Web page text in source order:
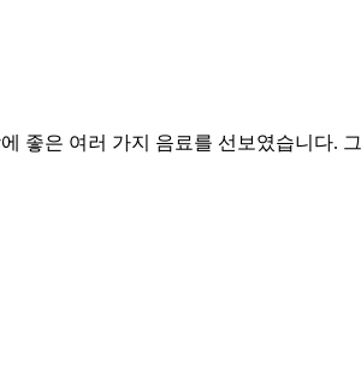
좋은 여러 가지 음료를 선보였습니다. 그